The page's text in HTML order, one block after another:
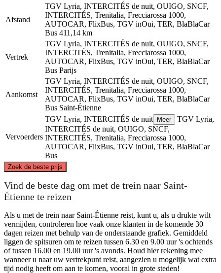
Afstand
TGV Lyria, INTERCITÉS de nuit, OUIGO, SNCF,
INTERCITÉS, Trenitalia, Frecciarossa 1000,
AUTOCAR, FlixBus, TGV inOui, TER, BlaBlaCar
Bus 411,14 km
Vertrek
TGV Lyria, INTERCITÉS de nuit, OUIGO, SNCF,
INTERCITÉS, Trenitalia, Frecciarossa 1000,
AUTOCAR, FlixBus, TGV inOui, TER, BlaBlaCar
Bus Parijs
Aankomst
TGV Lyria, INTERCITÉS de nuit, OUIGO, SNCF,
INTERCITÉS, Trenitalia, Frecciarossa 1000,
AUTOCAR, FlixBus, TGV inOui, TER, BlaBlaCar
Bus Saint-Étienne
Vervoerders
TGV Lyria, INTERCITÉS de nuit Meer
TGV Lyria,
INTERCITÉS de nuit, OUIGO, SNCF,
INTERCITÉS, Trenitalia, Frecciarossa 1000,
AUTOCAR, FlixBus, TGV inOui, TER, BlaBlaCar
Bus
Zoek de beste prijs
Vind de beste dag om met de trein naar Saint-
Étienne te reizen
Als u met de trein naar Saint-Étienne reist, kunt u, als u drukte wilt
vermijden, controleren hoe vaak onze klanten in de komende 30
dagen reizen met behulp van de onderstaande grafiek. Gemiddeld
liggen de spitsuren om te reizen tussen 6.30 en 9.00 uur 's ochtends
of tussen 16.00 en 19.00 uur 's avonds. Houd hier rekening mee
wanneer u naar uw vertrekpunt reist, aangezien u mogelijk wat extra
tijd nodig heeft om aan te komen, vooral in grote steden!